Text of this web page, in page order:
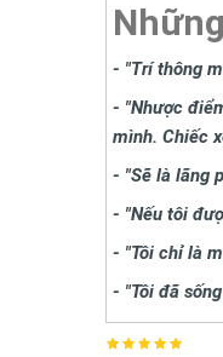
- "Trí thông
- "Nhược
mình. Chiếc
- "Sẽ là lãng
- "Nếu tôi
- "Tôi chỉ là
- "Tôi đã